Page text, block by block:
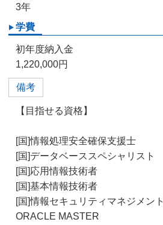
3年
学費
初年度納入金
1,220,000円
備考
【目指せる資格】
[国]情報処理安全確保支援士
[国]データベーススペシャリスト
[国]応用情報技術者
[国]基本情報技術者
[国]情報セキュリティマネジメント
ORACLE MASTER